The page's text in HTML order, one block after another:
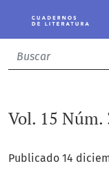
Vol. 15 Núm.
Publicado 14